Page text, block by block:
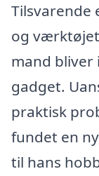
Tilsvarende
og
mand bliver
gadget.
praktisk
fundet en
til hans